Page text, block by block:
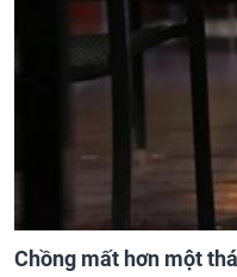
Chồng mất hơn một